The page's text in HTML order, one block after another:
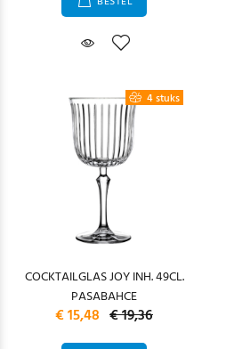
4 stuks
COCKTAILGLAS JOY INH. 49CL.
PASABAHCE
€ 15,48 € 19,36